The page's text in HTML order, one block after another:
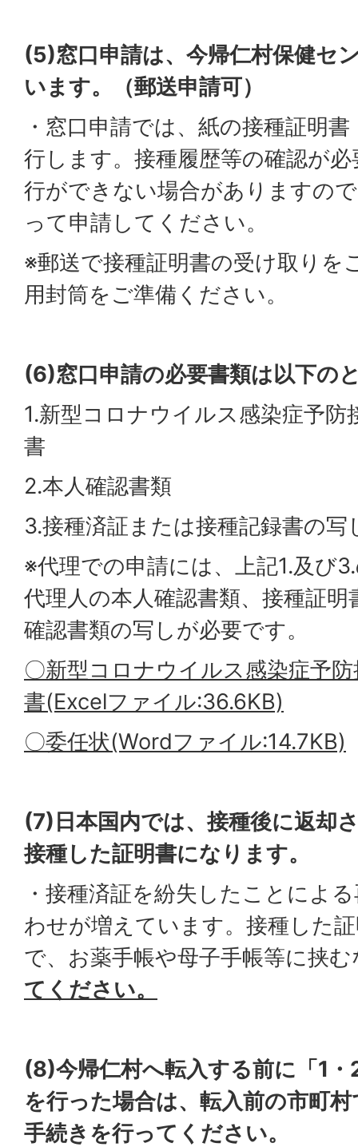
(5)窓口申請は、今帰仁村保健セ
います。（郵送申請可）
・窓口申請では、紙の接種証明
行します。接種履歴等の確認が
行ができない場合がありますの
って申請してください。
※郵送で接種証明書の受け取りを
用封筒をご準備ください。
(6)窓口申請の必要書類は以下の
1.新型コロナウイルス感染症予防
書
2.本人確認書類
3.接種済証または接種記録書の写
※代理での申請には、上記1.及び
代理人の本人確認書類、接種証
確認書類の写しが必要です。
〇新型コロナウイルス感染症予
書(Excelファイル:36.6KB)
〇委任状(Wordファイル:14.7KB)
(7)日本国内では、接種後に返却
接種した証明書になります。
・接種済証を紛失したことによ
わせが増えています。接種した
で、お薬手帳や母子手帳等に挟
てください。
(8)今帰仁村へ転入する前に「1
を行った場合は、転入前の市町
手続きを行ってください。